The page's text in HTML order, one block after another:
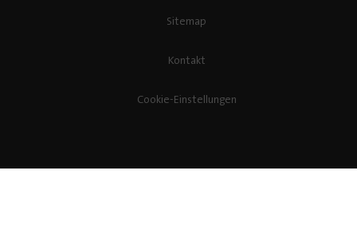
Sitemap
Kontakt
Cookie-Einstellungen